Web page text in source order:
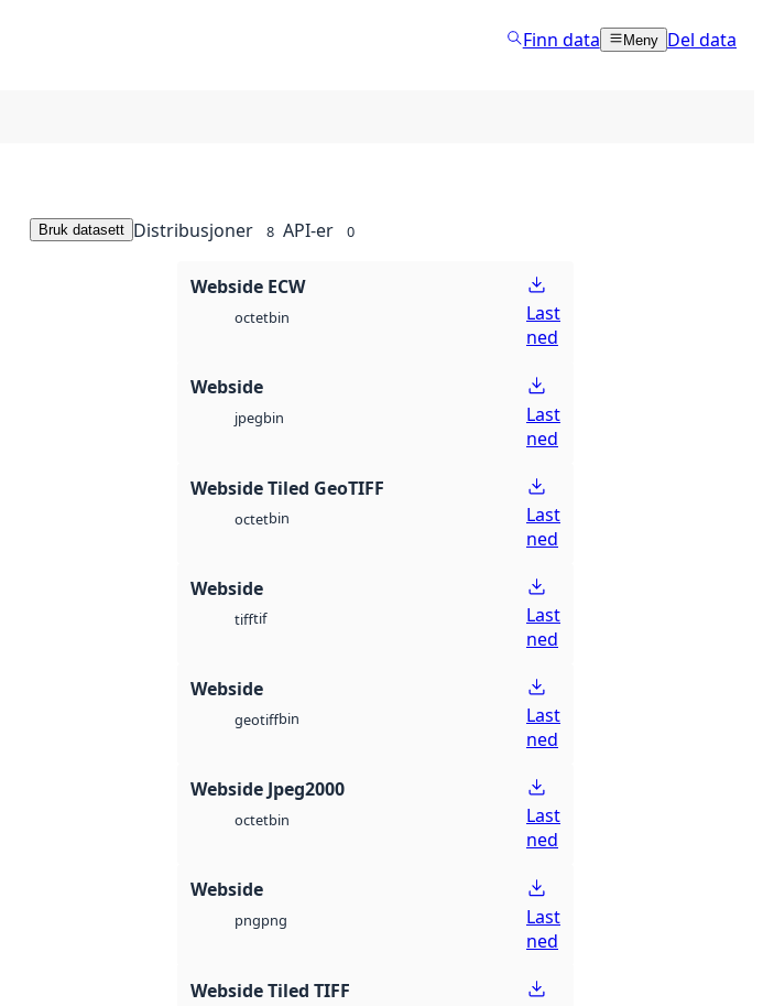
Finn data Meny Del data
Bruk datasett Distribusjoner 8 API-er 0
Webside ECW
octetbin
Last
ned
Webside
jpegbin
Last
ned
Webside Tiled GeoTIFF
octetbin
Last
ned
Webside
tifftif
Last
ned
Webside
geotiffbin
Last
ned
Webside Jpeg2000
octetbin
Last
ned
Webside
pngpng
Last
ned
Webside Tiled TIFF